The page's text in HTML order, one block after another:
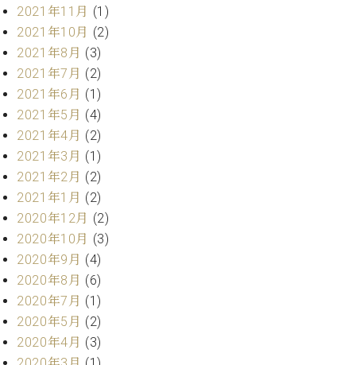
C.
ベ
ヒ
シ
ュ
タ
イ
レ
ジ
デ
ン
ス
ア
ッ
プ
ラ
イ
ト
ピ
ル・
スタ
ジオ
状況
動
画
収
録
ー
ビ
ス
音
楽
教
ピ
ア
ノ
の
2021年11月 (1)
2021年10月 (2)
2021年8月 (3)
2021年7月 (2)
2021年6月 (1)
2021年5月 (4)
2021年4月 (2)
2021年3月 (1)
2021年2月 (2)
2021年1月 (2)
2020年12月 (2)
2020年10月 (3)
2020年9月 (4)
2020年8月 (6)
2020年7月 (1)
2020年5月 (2)
2020年4月 (3)